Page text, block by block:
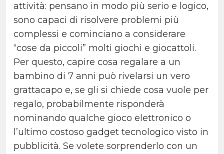
attività: pensano in modo più serio e logico,
sono capaci di risolvere problemi più
complessi e cominciano a considerare
“cose da piccoli” molti giochi e giocattoli.
Per questo, capire cosa regalare a un
bambino di 7 anni può rivelarsi un vero
grattacapo e, se gli si chiede cosa vuole per
regalo, probabilmente risponderà
nominando qualche gioco elettronico o
l’ultimo costoso gadget tecnologico visto in
pubblicità. Se volete sorprenderlo con un